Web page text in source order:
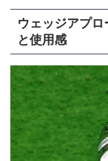
ウェッジアプ
と使用感